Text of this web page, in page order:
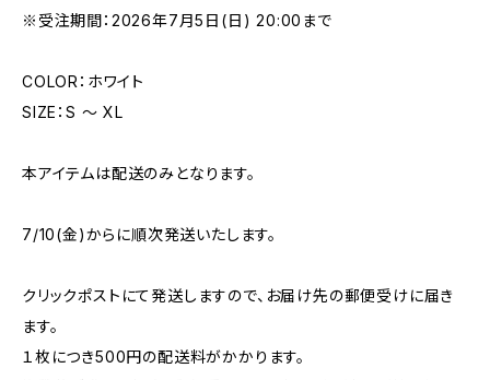
※受注期間：2026年7月5日(日) 20:00まで
COLOR：ホワイト
SIZE：S 〜 XL
本アイテムは配送のみとなります。
7/10(金)からに順次発送いたします。
クリックポストにて発送しますので、お届け先の郵便受けに届き
ます。
１枚につき500円の配送料がかかります。